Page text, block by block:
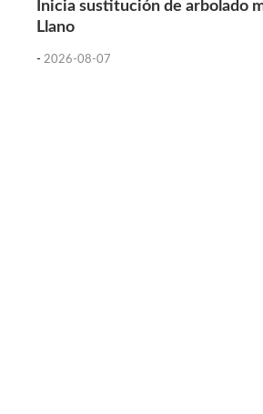
Inicia sustitución de arbolado
Llano
- 2026-08-07